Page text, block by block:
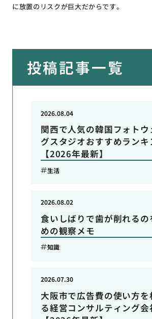
に放置のリスクが巨大だからです。
投稿記事一覧
関西で人気の韓国フォトウ
グスタジオおすすめラン
【2026年最新】
2026.08.04
生活
食いしばりで歯が削れるの
めの観察メモ
2026.08.02
知識
大阪市で広告費の使い方を
る経営コンサルティング会
2026.07.30